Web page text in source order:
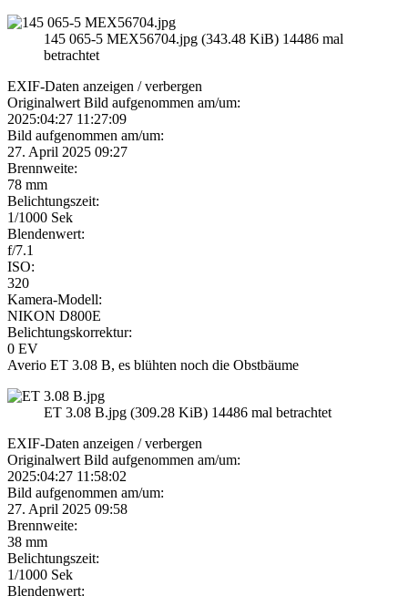
145 065-5 MEX56704.jpg (343.48 KiB) 14486 mal
betrachtet
EXIF-Daten anzeigen / verbergen
Originalwert Bild aufgenommen am/um:
2025:04:27 11:27:09
Bild aufgenommen am/um:
27. April 2025 09:27
Brennweite:
78 mm
Belichtungszeit:
1/1000 Sek
Blendenwert:
f/7.1
ISO:
320
Kamera-Modell:
NIKON D800E
Belichtungskorrektur:
0 EV
Averio ET 3.08 B, es blühten noch die Obstbäume
ET 3.08 B.jpg (309.28 KiB) 14486 mal betrachtet
EXIF-Daten anzeigen / verbergen
Originalwert Bild aufgenommen am/um:
2025:04:27 11:58:02
Bild aufgenommen am/um:
27. April 2025 09:58
Brennweite:
38 mm
Belichtungszeit:
1/1000 Sek
Blendenwert: